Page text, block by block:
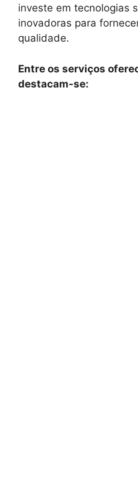
investe em tecnologias
inovadoras para
qualidade.
Entre os serviços
destacam-se: